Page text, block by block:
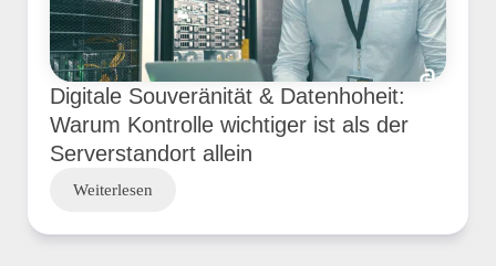
Digitale Souveränität & Datenhoheit:
Warum Kontrolle wichtiger ist als der
Serverstandort allein
Weiterlesen